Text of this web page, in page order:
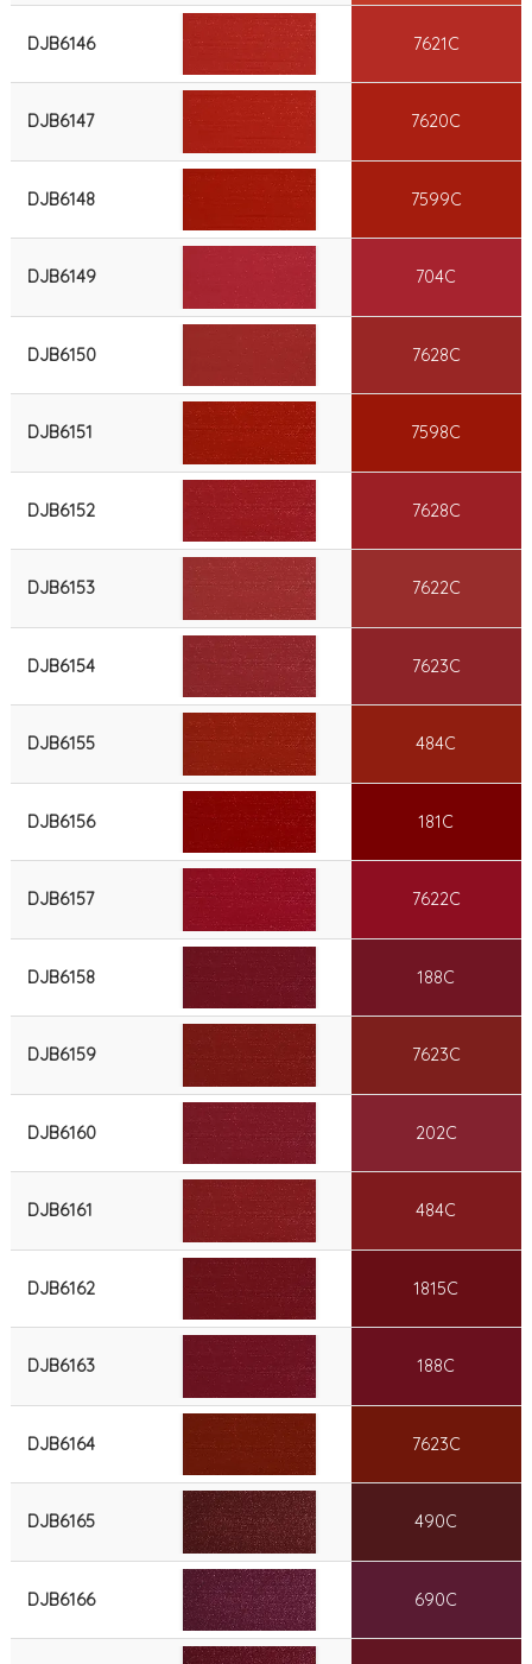
DJB6146 7621C
DJB6147 7620C
DJB6148 7599C
DJB6149 704C
DJB6150 7628C
DJB6151 7598C
DJB6152 7628C
DJB6153 7622C
DJB6154 7623C
DJB6155 484C
DJB6156 181C
DJB6157 7622C
DJB6158 188C
DJB6159 7623C
DJB6160 202C
DJB6161 484C
DJB6162 1815C
DJB6163 188C
DJB6164 7623C
DJB6165 490C
DJB6166 690C